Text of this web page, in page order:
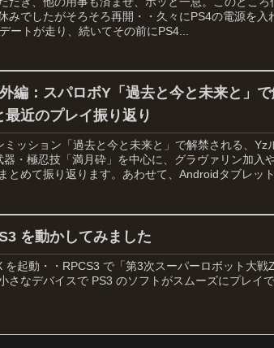
みでしたがそろそろ再開・・久々にPS4の電源を入
ートが走り、続いてその前にPS4...
編：スパロボY「過去と今と未来と」
近のプレイ振り返り
ッション「過去と今と未来と」で解禁される、Yz
・極忍技「満月砕」を中心に、グラヴァリン加入
とめて振り返ります。あわせて、Androidタブレッ
を動かしてみました
起動・・RPCS3 で「第3次スーパーロボット大戦
さなデバイスで PS3 のソフトがスムーズにプレイ